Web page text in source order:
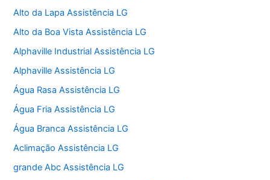
Alto da Lapa Assistência LG
Alto da Boa Vista Assistência LG
Alphaville Industrial Assistência LG
Alphaville Assistência LG
Água Rasa Assistência LG
Água Fria Assistência LG
Água Branca Assistência LG
Aclimação Assistência LG
grande Abc Assistência LG